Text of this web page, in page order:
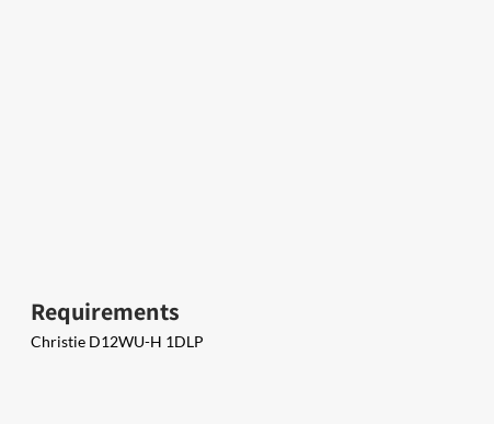
Requirements
Christie D12WU-H 1DLP